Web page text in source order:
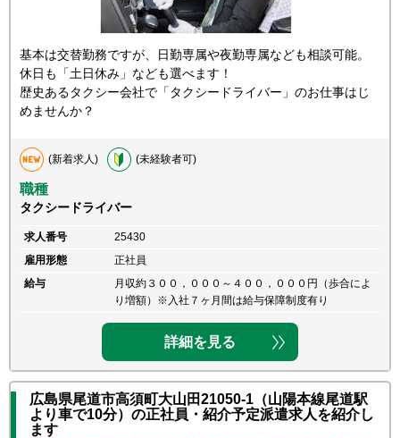
基本は交替勤務ですが、日勤専属や夜勤専属なども相談可能。
休日も「土日休み」なども選べます！
歴史あるタクシー会社で「タクシードライバー」のお仕事はじ
めませんか？
(新着求人) (未経験者可)
職種
タクシードライバー
求人番号
25430
雇用形態
正社員
給与
月収約３００，０００～４００，０００円（歩合によ
り増額）※入社７ヶ月間は給与保障制度有り
詳細を見る
広島県尾道市高須町大山田21050-1（山陽本線尾道駅
より車で10分）の正社員・紹介予定派遣求人を紹介し
ます